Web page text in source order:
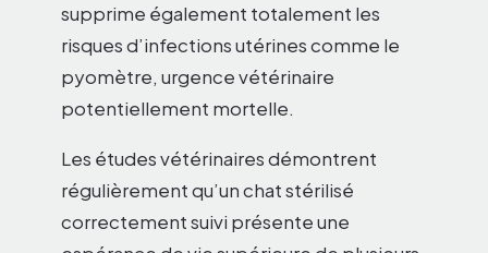
supprime également totalement les
risques d’infections utérines comme le
pyomètre, urgence vétérinaire
potentiellement mortelle.
Les études vétérinaires démontrent
régulièrement qu’un chat stérilisé
correctement suivi présente une